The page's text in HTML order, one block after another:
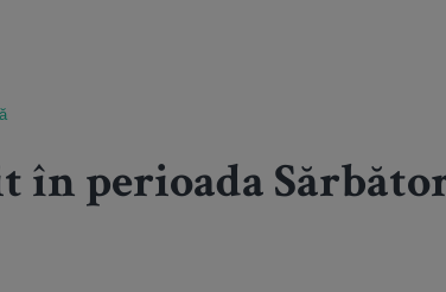
în perioada